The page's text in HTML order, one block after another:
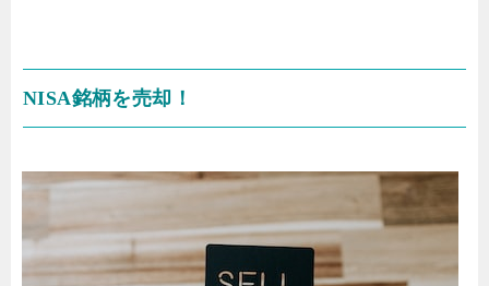
NISA銘柄を売却！